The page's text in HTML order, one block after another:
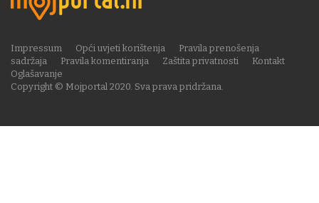
Copyright © Mojportal 2020. Sva prava pridržana.
Impressum Opći uvjeti korištenja
Pravila prenošenja
sadržaja
Pravila komentiranja Zaštita privatnosti
Kontakt
Oglašavanje